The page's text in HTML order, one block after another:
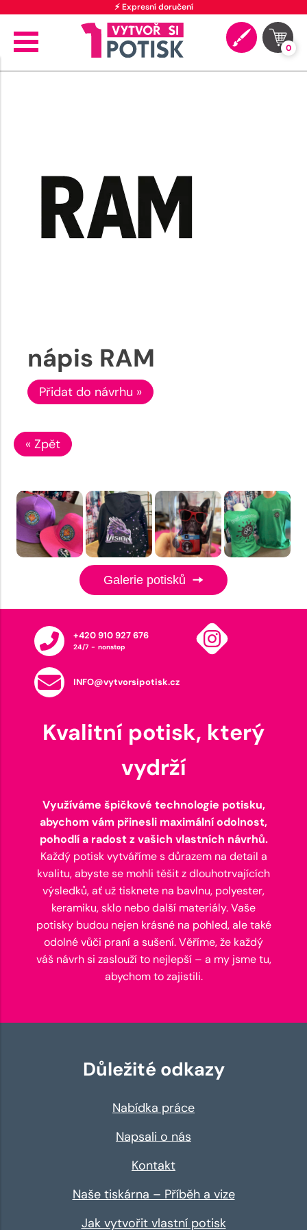
⚡ Expresní doručení
0
nápis RAM
Přidat do návrhu »
« Zpět
Galerie potisků
+420 910 927 676
24/7 - nonstop
INFO@vytvorsipotisk.cz
Kvalitní potisk, který
vydrží
Využíváme špičkové technologie potisku,
abychom vám přinesli maximální odolnost,
pohodlí a radost z vašich vlastních návrhů.
Každý potisk vytváříme s důrazem na detail a
kvalitu, abyste se mohli těšit z dlouhotrvajících
výsledků, ať už tisknete na bavlnu, polyester,
keramiku, sklo nebo další materiály. Vaše
potisky budou nejen krásné na pohled, ale také
odolné vůči praní a sušení. Věříme, že každý
váš návrh si zaslouží to nejlepší – a my jsme tu,
abychom to zajistili.
Důležité odkazy
Nabídka práce
Napsali o nás
Kontakt
Naše tiskárna – Příběh a vize
Jak vytvořit vlastní potisk